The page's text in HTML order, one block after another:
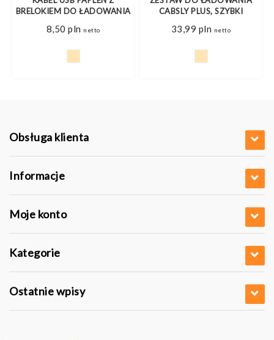
BRELOKIEM DO ŁADOWANIA
8,50 pln netto
CABSLY PLUS, SZYBKI
33,99 pln netto
Obsługa klienta
Informacje
Moje konto
Kategorie
Ostatnie wpisy